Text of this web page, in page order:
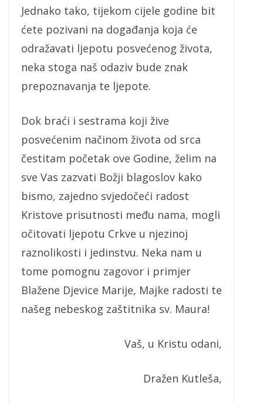
Jednako tako, tijekom cijele godine bit
ćete pozivani na događanja koja će
odražavati ljepotu posvećenog života,
neka stoga naš odaziv bude znak
prepoznavanja te ljepote.
Dok braći i sestrama koji žive
posvećenim načinom života od srca
čestitam početak ove Godine, želim na
sve Vas zazvati Božji blagoslov kako
bismo, zajedno svjedočeći radost
Kristove prisutnosti među nama, mogli
očitovati ljepotu Crkve u njezinoj
raznolikosti i jedinstvu. Neka nam u
tome pomognu zagovor i primjer
Blažene Djevice Marije, Majke radosti te
našeg nebeskog zaštitnika sv. Maura!
Vaš, u Kristu odani,
Dražen Kutleša,